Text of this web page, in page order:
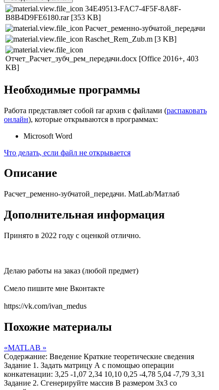
34E49513-FAC7-4F5F-8A8F-
B8B4D9FE6180.rar [353 KB]
Расчет_ременно-зубчатой_передачи
Raschet_Rem_Zub.m [3 KB]
Отчет_Расчет_зубч_рем_передачи.docx [Office 2016+, 403
KB]
Необходимые программы
Работа представляет собой rar архив с файлами (распаковать
онлайн), которые открываются в программах:
Microsoft Word
Что делать, если файл не открывается
Описание
Расчет_ременно-зубчатой_передачи. MatLab/Матлаб
Дополнительная информация
Принято в 2022 году с оценкой отлично.
Делаю работы на заказ (любой предмет)
Смело пишите мне Вконтакте
https://vk.com/ivan_medus
Похожие материалы
«MATLAB »
Содержание: Введение Краткие теоретические сведения
Задание 1. Задать матрицу А с помощью операции
конкатенации: 3,25 -1,07 2,34 10,10 0,25 -4,78 5,04 -7,79 3,31
Задание 2. Сгенерируйте массив В размером 3х3 со